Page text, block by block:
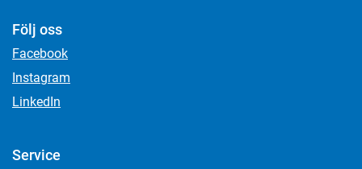
Följ oss
Facebook
Instagram
LinkedIn
Service